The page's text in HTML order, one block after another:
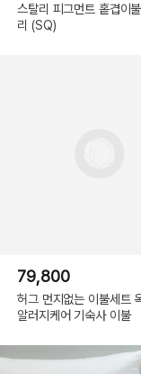
스탈리 피그먼트 홑겹이
리 (SQ)
79,800
허그 먼지없는 이불세트
알러지케어 기숙사 이불